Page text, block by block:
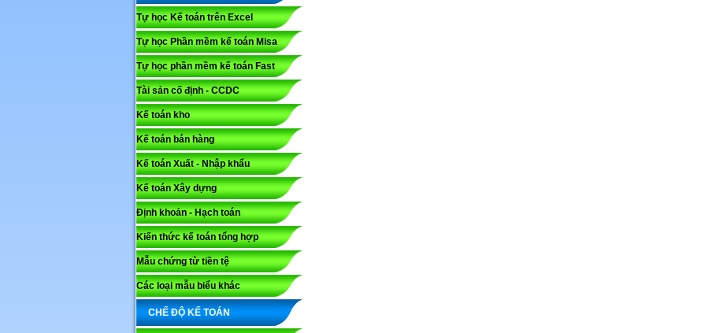
Tự học Kế toán trên Excel
Tự học Phần mềm kế toán Misa
Tự học phần mềm kế toán Fast
Tài sản cố định - CCDC
Kế toán kho
Kế toán bán hàng
Kế toán Xuất - Nhập khẩu
Kế toán Xây dựng
Định khoản - Hạch toán
Kiến thức kế toán tổng hợp
Mẫu chứng từ tiền tệ
Các loại mẫu biểu khác
CHẾ ĐỘ KẾ TOÁN